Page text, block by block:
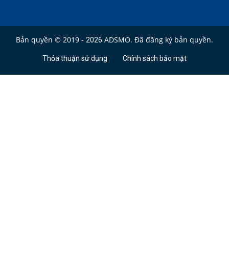
Bản quyền © 2019 - 2026 ADSMO. Đã đăng ký bản quyền.
Thỏa thuận sử dụng Chính sách bảo mật